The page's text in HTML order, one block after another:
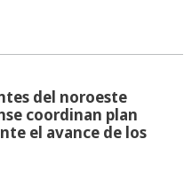
del noroeste
coordinan plan
el avance de los